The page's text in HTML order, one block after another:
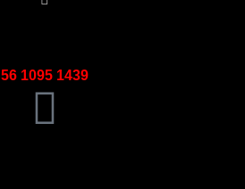
56 1095 1439